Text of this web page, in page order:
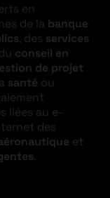
en
de la banque
, des services
conseil en
de projet
santé ou
liées au e-
des
et
.